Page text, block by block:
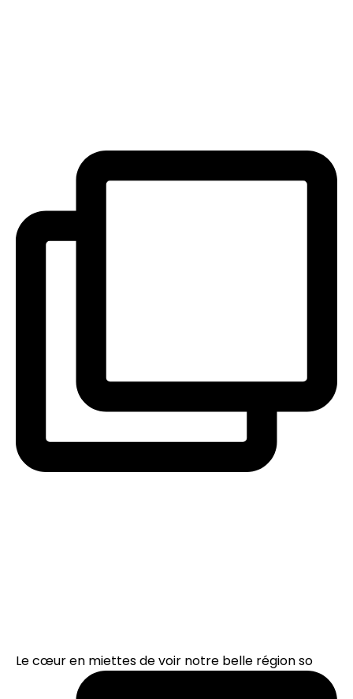
Le cœur en miettes de voir notre belle région so